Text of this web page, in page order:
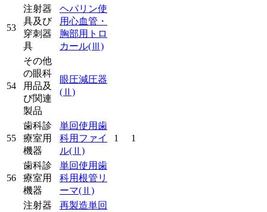
53
注射器
具及び
穿刺器
具
ヘパリン使
用心血管・
胸部用トロ
カール(Ⅲ)
54
その他
の眼科
用品及
び関連
製品
眼圧減圧器
(Ⅱ)
55
歯科診
療室用
機器
単回使用歯
科用ファイ
ル(Ⅱ)
1 1
56
歯科診
療室用
機器
単回使用歯
科用根管リ
ーマ(Ⅱ)
注射器
再製造単回